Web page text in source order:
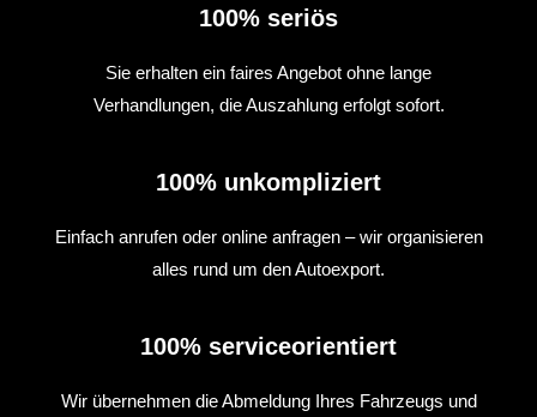
100% seriös
Sie erhalten ein faires Angebot ohne lange
Verhandlungen, die Auszahlung erfolgt sofort.
100% unkompliziert
Einfach anrufen oder online anfragen – wir organisieren
alles rund um den Autoexport.
100% serviceorientiert
Wir übernehmen die Abmeldung Ihres Fahrzeugs und